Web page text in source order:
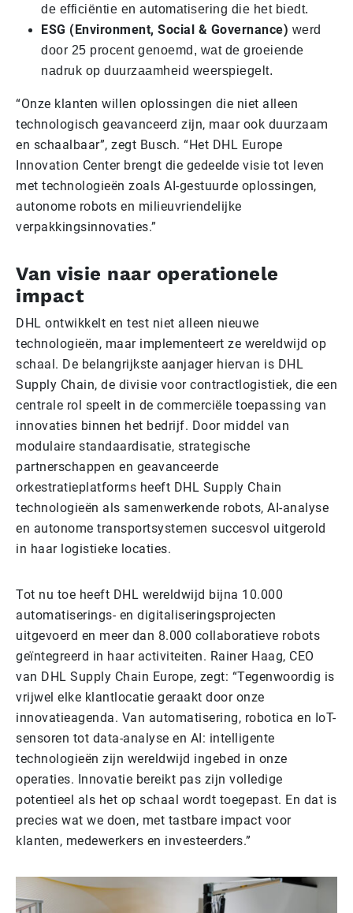
de efficiëntie en automatisering die het biedt.
ESG (Environment, Social & Governance) werd
door 25 procent genoemd, wat de groeiende
nadruk op duurzaamheid weerspiegelt.
“Onze klanten willen oplossingen die niet alleen
technologisch geavanceerd zijn, maar ook duurzaam
en schaalbaar”, zegt Busch. “Het DHL Europe
Innovation Center brengt die gedeelde visie tot leven
met technologieën zoals AI-gestuurde oplossingen,
autonome robots en milieuvriendelijke
verpakkingsinnovaties.”
Van visie naar operationele
impact
DHL ontwikkelt en test niet alleen nieuwe
technologieën, maar implementeert ze wereldwijd op
schaal. De belangrijkste aanjager hiervan is DHL
Supply Chain, de divisie voor contractlogistiek, die een
centrale rol speelt in de commerciële toepassing van
innovaties binnen het bedrijf. Door middel van
modulaire standaardisatie, strategische
partnerschappen en geavanceerde
orkestratieplatforms heeft DHL Supply Chain
technologieën als samenwerkende robots, AI-analyse
en autonome transportsystemen succesvol uitgerold
in haar logistieke locaties.
Tot nu toe heeft DHL wereldwijd bijna 10.000
automatiserings- en digitaliseringsprojecten
uitgevoerd en meer dan 8.000 collaboratieve robots
geïntegreerd in haar activiteiten. Rainer Haag, CEO
van DHL Supply Chain Europe, zegt: “Tegenwoordig is
vrijwel elke klantlocatie geraakt door onze
innovatieagenda. Van automatisering, robotica en IoT-
sensoren tot data-analyse en AI: intelligente
technologieën zijn wereldwijd ingebed in onze
operaties. Innovatie bereikt pas zijn volledige
potentieel als het op schaal wordt toegepast. En dat is
precies wat we doen, met tastbare impact voor
klanten, medewerkers en investeerders.”